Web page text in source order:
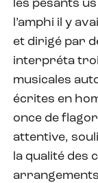
les pesants
l’amphi il y
et dirigé par
interpréta
musicales
écrites en
once de
attentive,
la qualité des